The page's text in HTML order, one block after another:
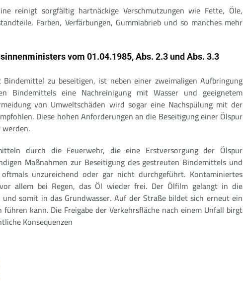
reinigt sorgfältig hartnäckige Verschmutzungen wie Fette, Öle,
Farben, Verfärbungen, Gummiabrieb und so manches mehr
vom 01.04.1985, Abs. 2.3 und Abs. 3.3
zu beseitigen, ist neben einer zweimaligen Aufbringung
Bindemittels eine Nachreinigung mit Wasser und geeignetem
von Umweltschäden wird sogar eine Nachspülung mit der
Diese hohen Anforderungen an die Beseitigung einer Ölspur
durch die Feuerwehr, die eine Erstversorgung der Ölspur
Maßnahmen zur Beseitigung des gestreuten Bindemittels und
unzureichend oder gar nicht durchgeführt. Kontaminiertes
allem bei Regen, das Öl wieder frei. Der Ölfilm gelangt in die
somit in das Grundwasser. Auf der Straße bildet sich erneut ein
kann. Die Freigabe der Verkehrsfläche nach einem Unfall birgt
Konsequenzen